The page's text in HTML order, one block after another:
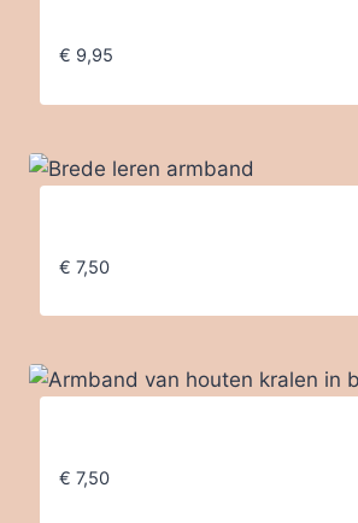
€ 9,95
€ 7,50
€ 7,50